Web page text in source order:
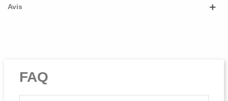
Avis
FAQ